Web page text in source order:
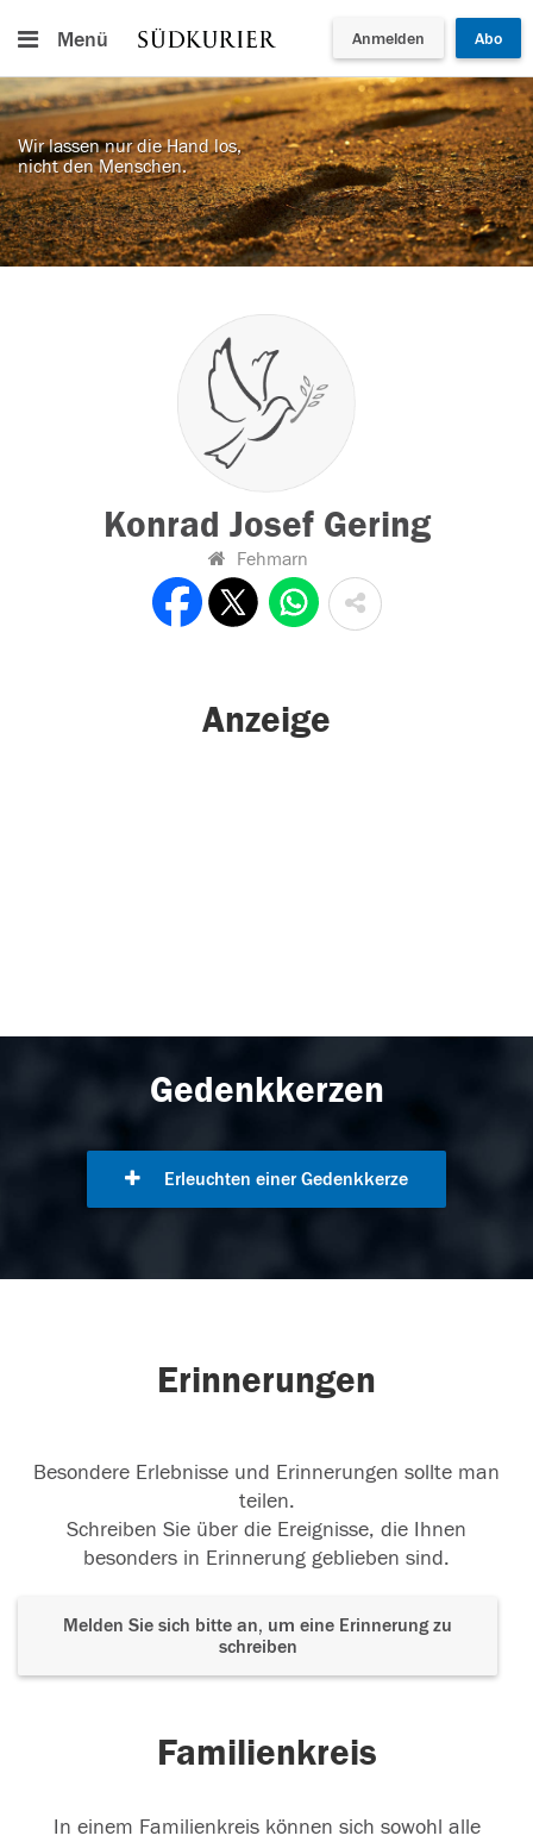
Menü Anmelden Abo
Wir lassen nur die Hand los,
nicht den Menschen.
Konrad Josef Gering
Fehmarn
Anzeige
Gedenkkerzen
Erleuchten einer Gedenkkerze
Erinnerungen
Besondere Erlebnisse und Erinnerungen sollte man
teilen.
Schreiben Sie über die Ereignisse, die Ihnen
besonders in Erinnerung geblieben sind.
Melden Sie sich bitte an, um eine Erinnerung zu
schreiben
Familienkreis
In einem Familienkreis können sich sowohl alle